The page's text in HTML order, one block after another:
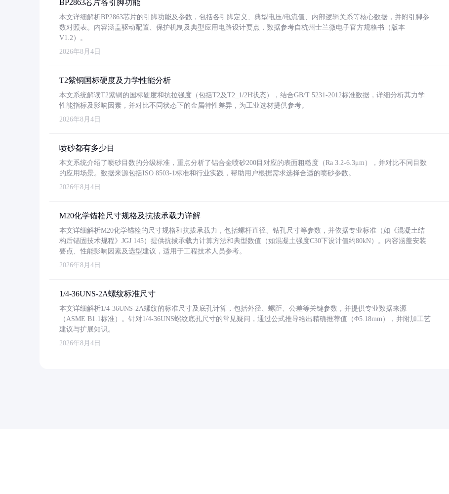
BP2863芯片各引脚功能
本文详细解析BP2863芯片的引脚功能及参数，包括各引脚定义、典型电压/电流值、内部逻辑关系等核心数据，并附引脚参
数对照表。内容涵盖驱动配置、保护机制及典型应用电路设计要点，数据参考自杭州士兰微电子官方规格书（版本
V1.2）。
2026年8月4日
T2紫铜国标硬度及力学性能分析
本文系统解读T2紫铜的国标硬度和抗拉强度（包括T2及T2_1/2H状态），结合GB/T 5231-2012标准数据，详细分析其力学
性能指标及影响因素，并对比不同状态下的金属特性差异，为工业选材提供参考。
2026年8月4日
喷砂都有多少目
本文系统介绍了喷砂目数的分级标准，重点分析了铝合金喷砂200目对应的表面粗糙度（Ra 3.2-6.3μm），并对比不同目数
的应用场景。数据来源包括ISO 8503-1标准和行业实践，帮助用户根据需求选择合适的喷砂参数。
2026年8月4日
M20化学锚栓尺寸规格及抗拔承载力详解
本文详细解析M20化学锚栓的尺寸规格和抗拔承载力，包括螺杆直径、钻孔尺寸等参数，并依据专业标准（如《混凝土结
构后锚固技术规程》JGJ 145）提供抗拔承载力计算方法和典型数值（如混凝土强度C30下设计值约80kN）。内容涵盖安装
要点、性能影响因素及选型建议，适用于工程技术人员参考。
2026年8月4日
1/4-36UNS-2A螺纹标准尺寸
本文详细解析1/4-36UNS-2A螺纹的标准尺寸及底孔计算，包括外径、螺距、公差等关键参数，并提供专业数据来源
（ASME B1.1标准）。针对1/4-36UNS螺纹底孔尺寸的常见疑问，通过公式推导给出精确推荐值（Φ5.18mm），并附加工艺
建议与扩展知识。
2026年8月4日